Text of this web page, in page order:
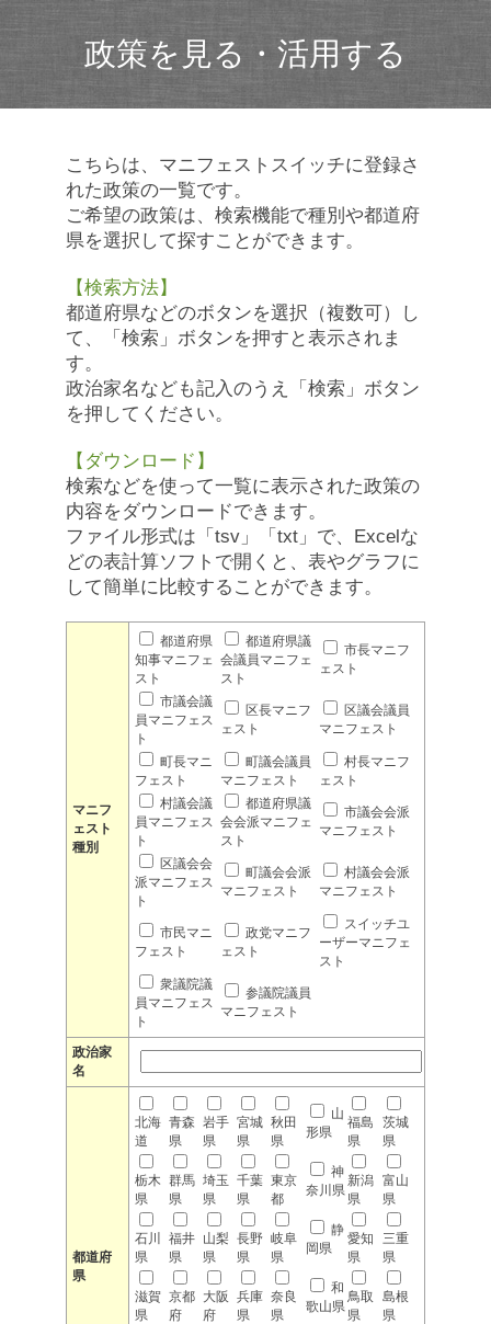
政策を見る・活用する
こちらは、マニフェストスイッチに登録さ
れた政策の一覧です。
ご希望の政策は、検索機能で種別や都道府
県を選択して探すことができます。
【検索方法】
都道府県などのボタンを選択（複数可）し
て、「検索」ボタンを押すと表示されま
す。
政治家名なども記入のうえ「検索」ボタン
を押してください。
【ダウンロード】
検索などを使って一覧に表示された政策の
内容をダウンロードできます。
ファイル形式は「tsv」「txt」で、Excelな
どの表計算ソフトで開くと、表やグラフに
して簡単に比較することができます。
マニフ
ェスト
種別
都道府県
知事マニフェ
スト
都道府県議
会議員マニフェ
スト
市長マニフ
ェスト
市議会議
員マニフェス
ト
区長マニフ
ェスト
区議会議員
マニフェスト
町長マニ
フェスト
町議会議員
マニフェスト
村長マニフ
ェスト
村議会議
員マニフェス
ト
都道府県議
会会派マニフェ
スト
市議会会派
マニフェスト
区議会会
派マニフェス
ト
町議会会派
マニフェスト
村議会会派
マニフェスト
市民マニ
フェスト
政党マニフ
ェスト
スイッチユ
ーザーマニフェ
スト
衆議院議
員マニフェス
ト
参議院議員
マニフェスト
政治家
名
都道府
県
北海
道
青森
県
岩手
県
宮城
県
秋田
県
山
形県
福島
県
茨城
県
栃木
県
群馬
県
埼玉
県
千葉
県
東京
都
神
奈川県
新潟
県
富山
県
石川
県
福井
県
山梨
県
長野
県
岐阜
県
静
岡県
愛知
県
三重
県
滋賀
県
京都
府
大阪
府
兵庫
県
奈良
県
和
歌山県
鳥取
県
島根
県